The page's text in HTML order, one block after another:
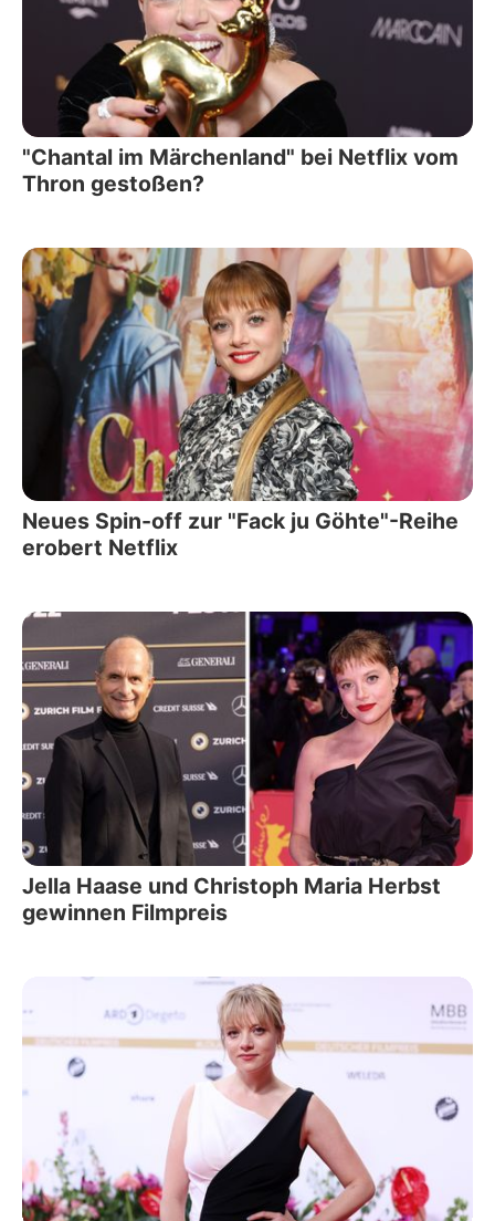
"Chantal im Märchenland" bei Netflix vom
Thron gestoßen?
Neues Spin-off zur "Fack ju Göhte"-Reihe
erobert Netflix
Jella Haase und Christoph Maria Herbst
gewinnen Filmpreis